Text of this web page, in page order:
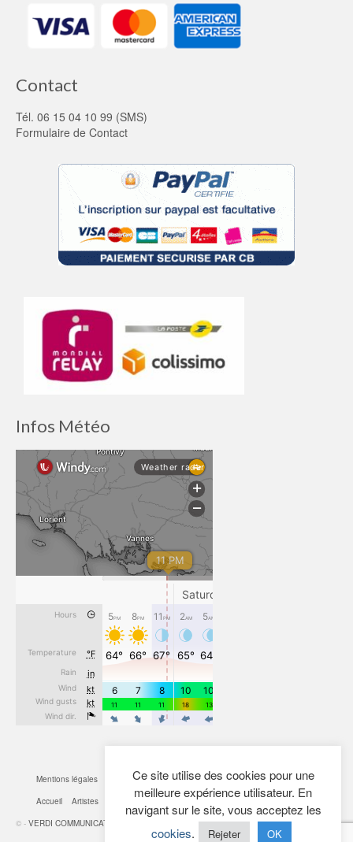
Contact
Tél. 06 15 04 10 99 (SMS)
Formulaire de Contact
Infos Météo
Mentions légales Cookies Confidentialité Plan du site
Contact
Accueil
Artistes Actualités Boutique
Mon Compte
© - VERDI COMMUNICATION
Ce site utilise des cookies pour une
meilleure expérience utilisateur. En
navigant sur le site, vous acceptez les
cookies. Rejeter OK